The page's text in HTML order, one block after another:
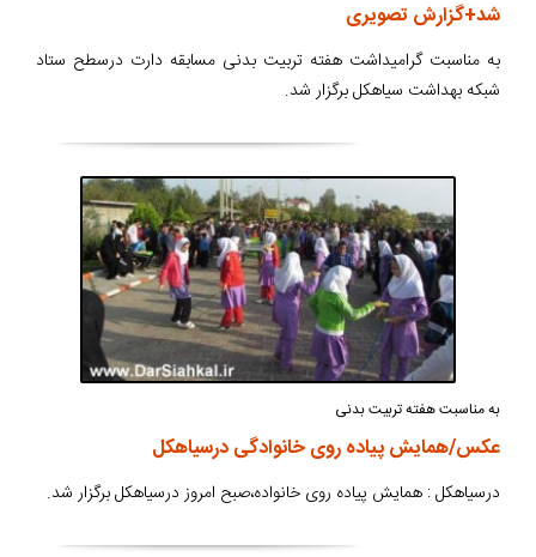
شد+گزارش تصویری
به مناسبت گرامیداشت هفته تربیت بدنی مسابقه دارت درسطح ستاد
شبکه بهداشت سیاهکل برگزار شد.
به مناسبت هفته تربیت بدنی
عکس/همایش پیاده روی خانوادگی درسیاهکل
درسیاهکل : همایش پیاده روی خانواده،صبح امروز درسیاهکل برگزار شد.